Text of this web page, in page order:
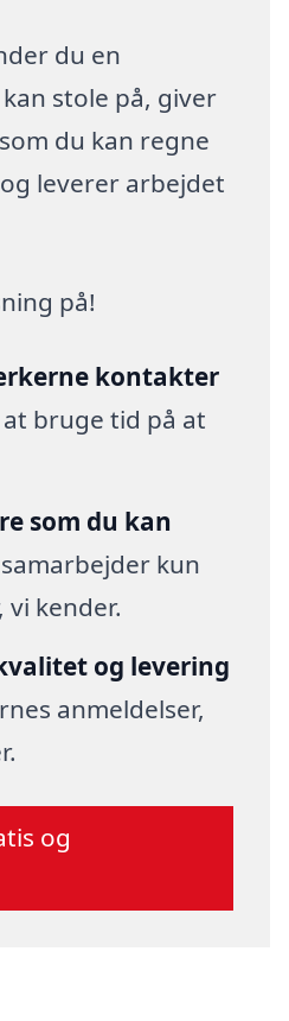
du en
stole på, giver
du kan regne
leverer arbejdet
på!
kontakter
at bruge tid på at
som du kan
samarbejder kun
kender.
og levering
anmeldelser,
og